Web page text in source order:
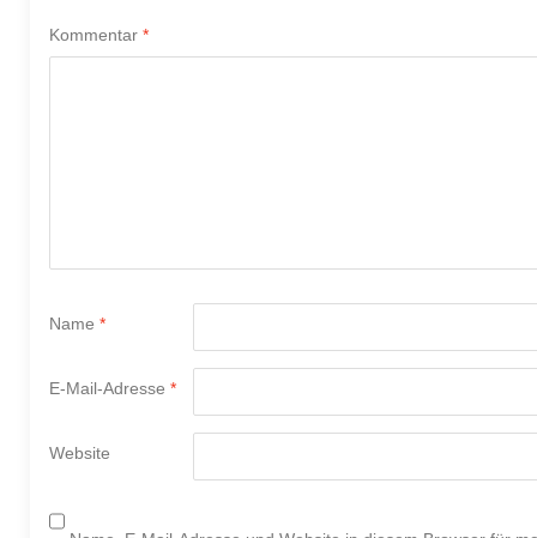
Kommentar *
Name *
E-Mail-Adresse *
Website